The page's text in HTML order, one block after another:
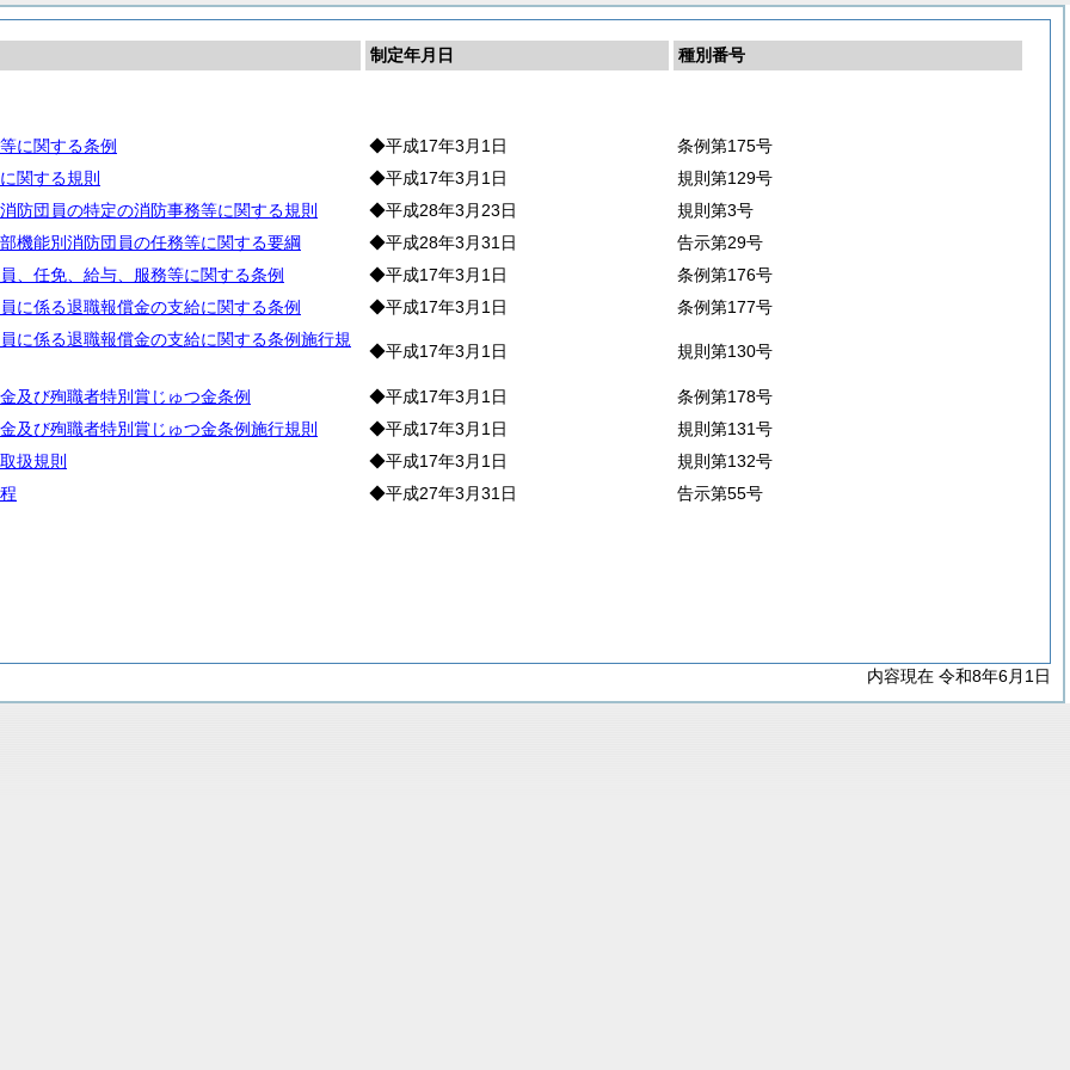
制定年月日
種別番号
に関する条例
◆平成17年3月1日
条例第175号
関する規則
◆平成17年3月1日
規則第129号
防団員の特定の消防事務等に関する規則
◆平成28年3月23日
規則第3号
機能別消防団員の任務等に関する要綱
◆平成28年3月31日
告示第29号
、任免、給与、服務等に関する条例
◆平成17年3月1日
条例第176号
に係る退職報償金の支給に関する条例
◆平成17年3月1日
条例第177号
に係る退職報償金の支給に関する条例施行規
◆平成17年3月1日 規則第130号
及び殉職者特別賞じゅつ金条例 ◆平成17年3月1日
条例第178号
及び殉職者特別賞じゅつ金条例施行規則
◆平成17年3月1日
規則第131号
扱規則
◆平成17年3月1日
規則第132号
◆平成27年3月31日 告示第55号
内容現在 令和8年6月1日